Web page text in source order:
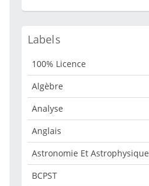
Labels
100% Licence
Algèbre
Analyse
Anglais
Astronomie Et Astrophysique
BCPST